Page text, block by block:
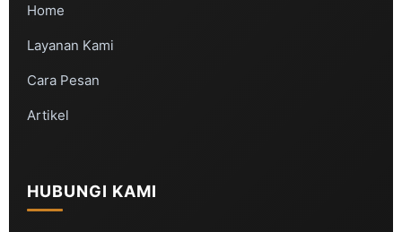
Home
Layanan Kami
Cara Pesan
Artikel
HUBUNGI KAMI